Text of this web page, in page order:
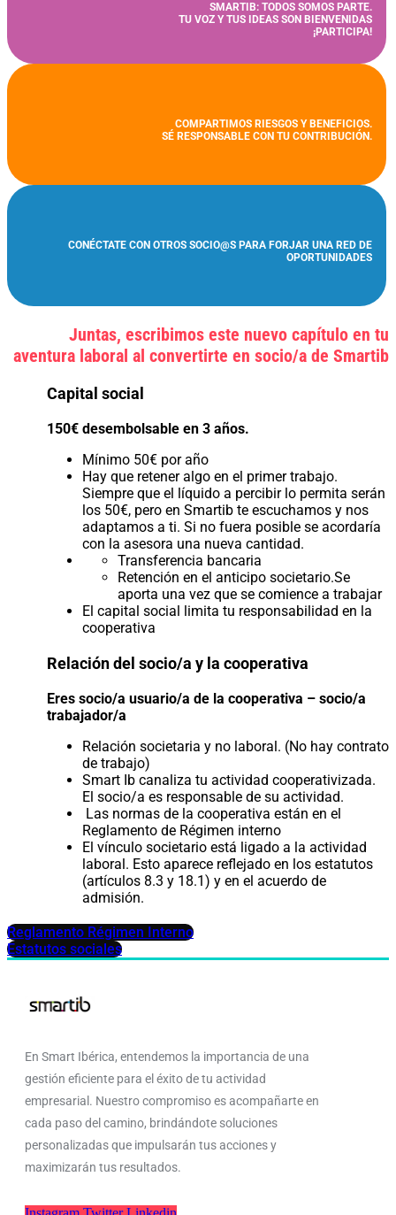
SMARTIB: TODOS SOMOS PARTE.
TU VOZ Y TUS IDEAS SON BIENVENIDAS
¡PARTICIPA!
COMPARTIMOS RIESGOS Y BENEFICIOS.
SÉ RESPONSABLE CON TU CONTRIBUCIÓN.
CONÉCTATE CON OTROS SOCIO@S PARA FORJAR UNA RED DE
OPORTUNIDADES
Juntas, escribimos este nuevo capítulo en tu
aventura laboral al convertirte en socio/a de Smartib
Capital social
150€ desembolsable en 3 años.
Mínimo 50€ por año
Hay que retener algo en el primer trabajo.
Siempre que el líquido a percibir lo permita serán
los 50€, pero en Smartib te escuchamos y nos
adaptamos a ti. Si no fuera posible se acordaría
con la asesora una nueva cantidad.
Transferencia bancaria
Retención en el anticipo societario.Se
aporta una vez que se comience a trabajar
El capital social limita tu responsabilidad en la
cooperativa
Relación del socio/a y la cooperativa
Eres socio/a usuario/a de la cooperativa – socio/a
trabajador/a
Relación societaria y no laboral. (No hay contrato
de trabajo)
Smart Ib canaliza tu actividad cooperativizada.
El socio/a es responsable de su actividad.
Las normas de la cooperativa están en el
Reglamento de Régimen interno
El vínculo societario está ligado a la actividad
laboral. Esto aparece reflejado en los estatutos
(artículos 8.3 y 18.1) y en el acuerdo de
admisión.
Reglamento Régimen Interno
Estatutos sociales
En Smart Ibérica, entendemos la importancia de una
gestión eficiente para el éxito de tu actividad
empresarial. Nuestro compromiso es acompañarte en
cada paso del camino, brindándote soluciones
personalizadas que impulsarán tus acciones y
maximizarán tus resultados.